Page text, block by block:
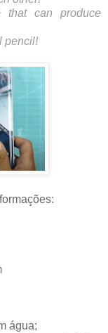
can produce
pencil!
água;